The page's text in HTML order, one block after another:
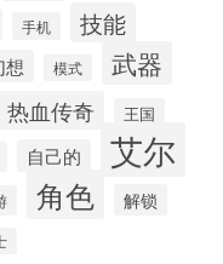
手机 技能
想 模式 武器
热血传奇 王国
自己的 艾尔
角色 解锁